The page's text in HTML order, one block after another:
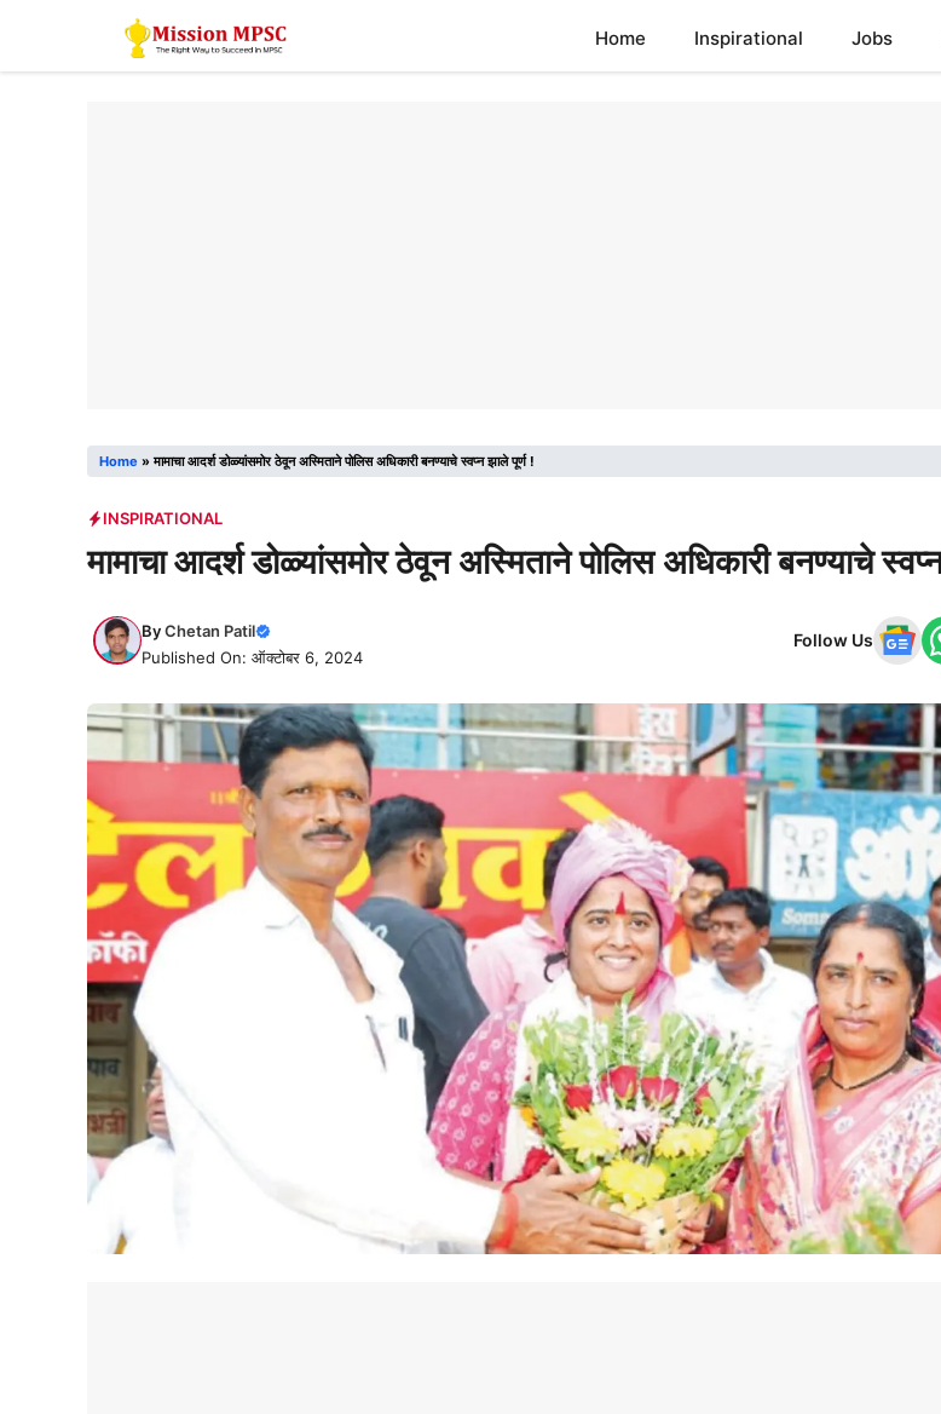
Home Inspirational Jobs
Home »मामाचा आदर्श डोळ्यांसमोर ठेवून अस्मिताने पोलिस अधिकारी बनण्याचे स्वप्न झाले पूर्ण !
INSPIRATIONAL
मामाचा आदर्श डोळ्यांसमोर ठेवून अस्मिताने पोलिस अधिकारी बनण्याचे
ByChetan Patil
Published On: ऑक्टोबर 6, 2024
Follow Us